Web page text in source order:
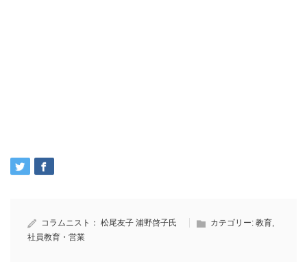
コラムニスト： 松尾友子 浦野啓子氏 カテゴリー: 教育
社員教育・営業